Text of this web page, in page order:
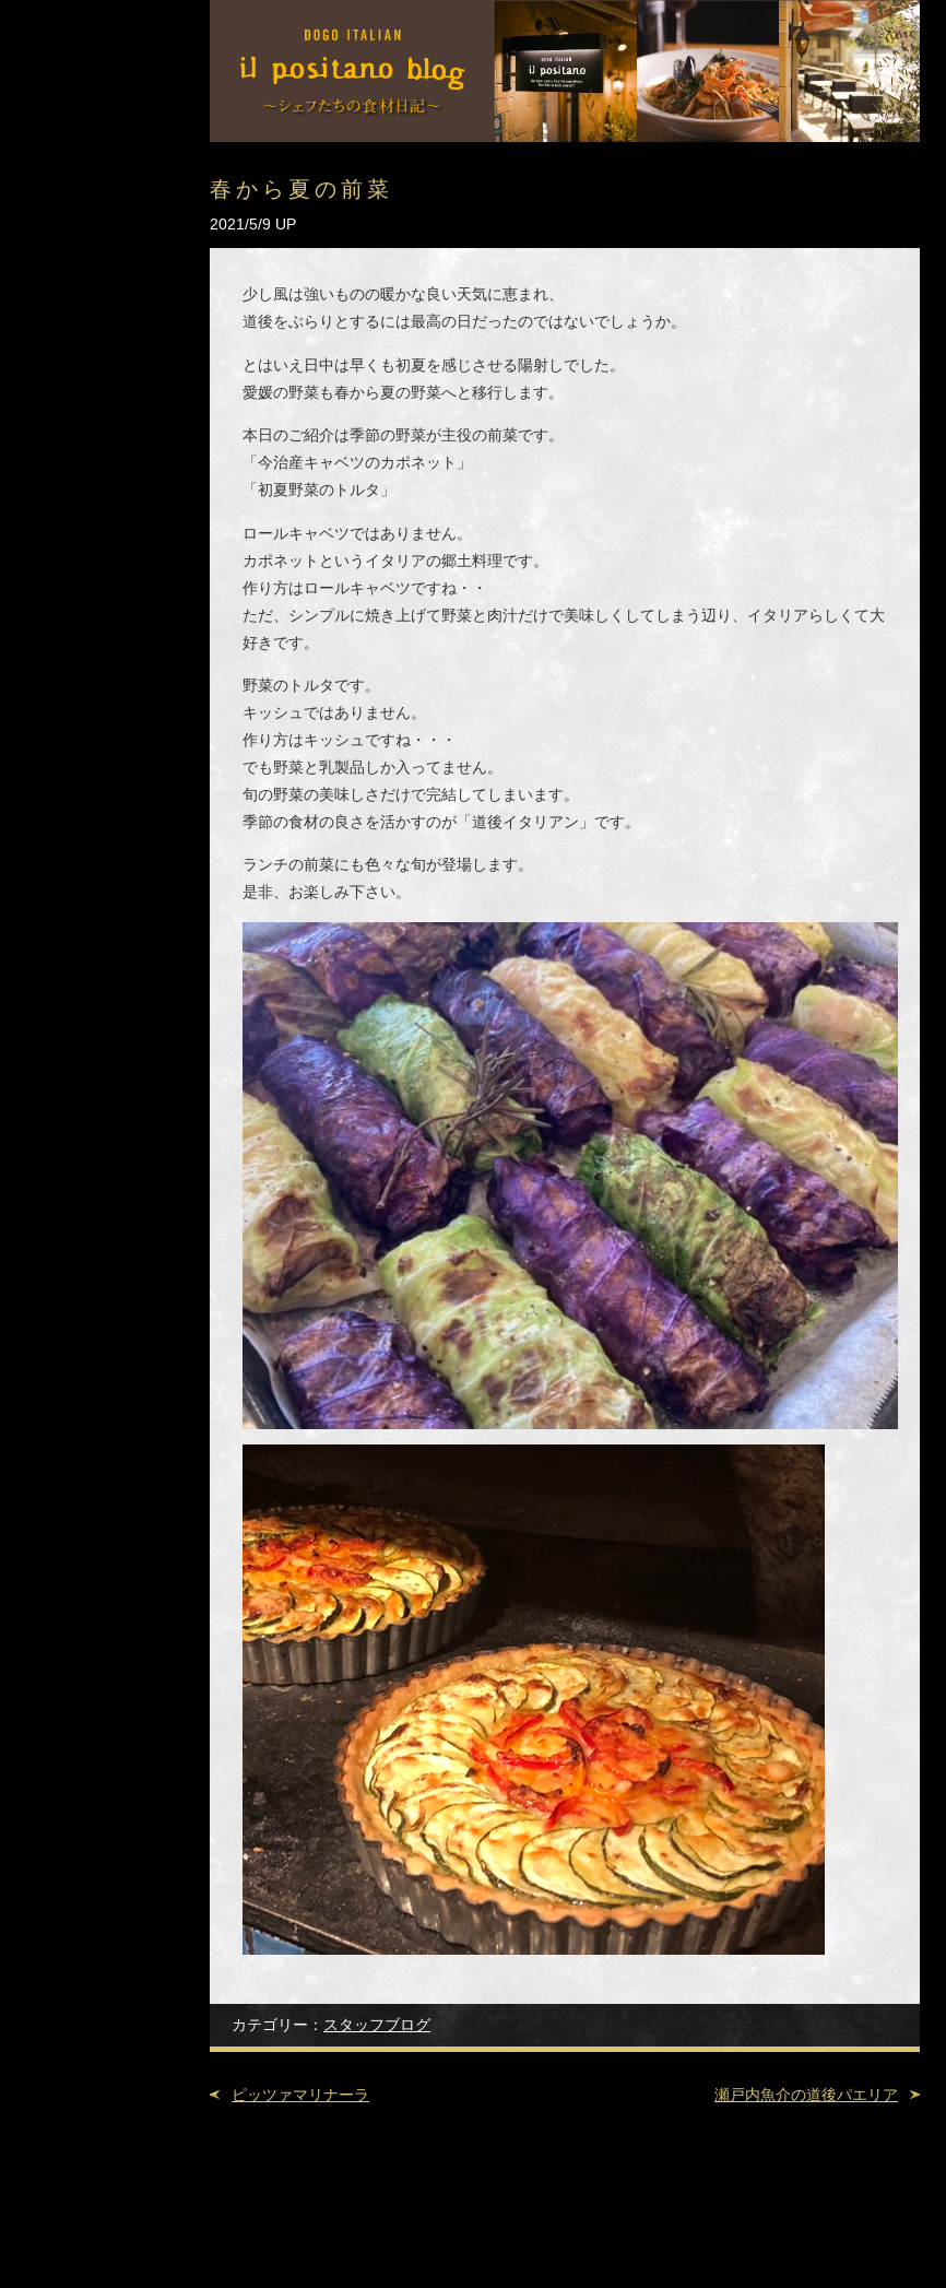
春から夏の前菜
2021/5/9 UP
少し風は強いものの暖かな良い天気に恵まれ、
道後をぶらりとするには最高の日だったのではないでしょうか。
とはいえ日中は早くも初夏を感じさせる陽射しでした。
愛媛の野菜も春から夏の野菜へと移行します。
本日のご紹介は季節の野菜が主役の前菜です。
「今治産キャベツのカポネット」
「初夏野菜のトルタ」
ロールキャベツではありません。
カポネットというイタリアの郷土料理です。
作り方はロールキャベツですね・・
ただ、シンプルに焼き上げて野菜と肉汁だけで美味しくしてしまう辺り、イタリアらしくて大
好きです。
野菜のトルタです。
キッシュではありません。
作り方はキッシュですね・・・
でも野菜と乳製品しか入ってません。
旬の野菜の美味しさだけで完結してしまいます。
季節の食材の良さを活かすのが「道後イタリアン」です。
ランチの前菜にも色々な旬が登場します。
是非、お楽しみ下さい。
カテゴリー： スタッフブログ
ピッツァマリナーラ 瀬戸内魚介の道後パエリア